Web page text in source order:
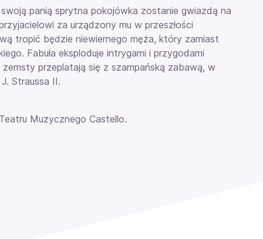
panią sprytna pokojówka zostanie gwiazdą na
za urządzony mu w przeszłości
tropić będzie niewiernego męża, który zamiast
Fabuła eksploduje intrygami i przygodami
przeplatają się z szampańską zabawą, w
Straussa II.
Muzycznego Castello.